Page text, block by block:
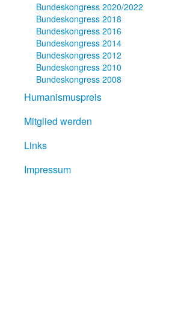
Bundeskongress 2020/2022
Bundeskongress 2018
Bundeskongress 2016
Bundeskongress 2014
Bundeskongress 2012
Bundeskongress 2010
Bundeskongress 2008
Humanismuspreis
Mitglied werden
Links
Impressum